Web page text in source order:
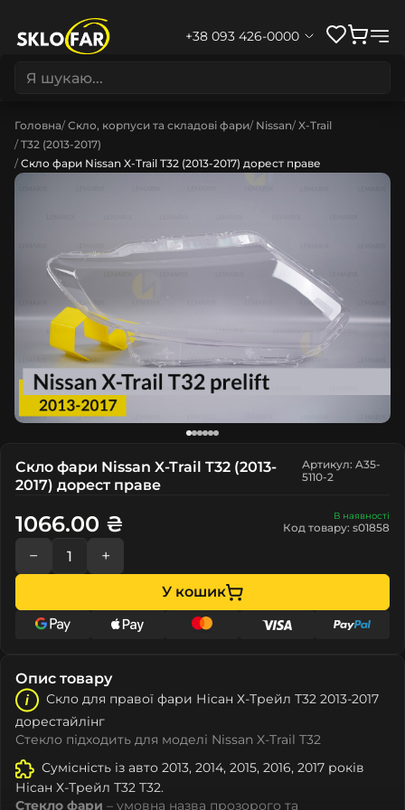
+38 093 426-0000
Головна Скло, корпуси та складові фари Nissan X-Trail
T32 (2013-2017)
Скло фари Nissan X-Trail T32 (2013-2017) дорест праве
Скло фари Nissan X-Trail T32 (2013-
2017) дорест праве
Артикул: A35-
5110-2
В наявності
Код товару: s01858
1066.00 ₴
− +
У кошик
Опис товару
Скло для правої фари Ніcан Х-Трейл Т32 2013-2017
дорестайлінг
Стекло підходить для моделі Nissan X-Trail T32
Сумісність із авто 2013, 2014, 2015, 2016, 2017 років
Ніcан Х-Трейл Т32 T32.
Стекло фари – умовна назва прозорого та